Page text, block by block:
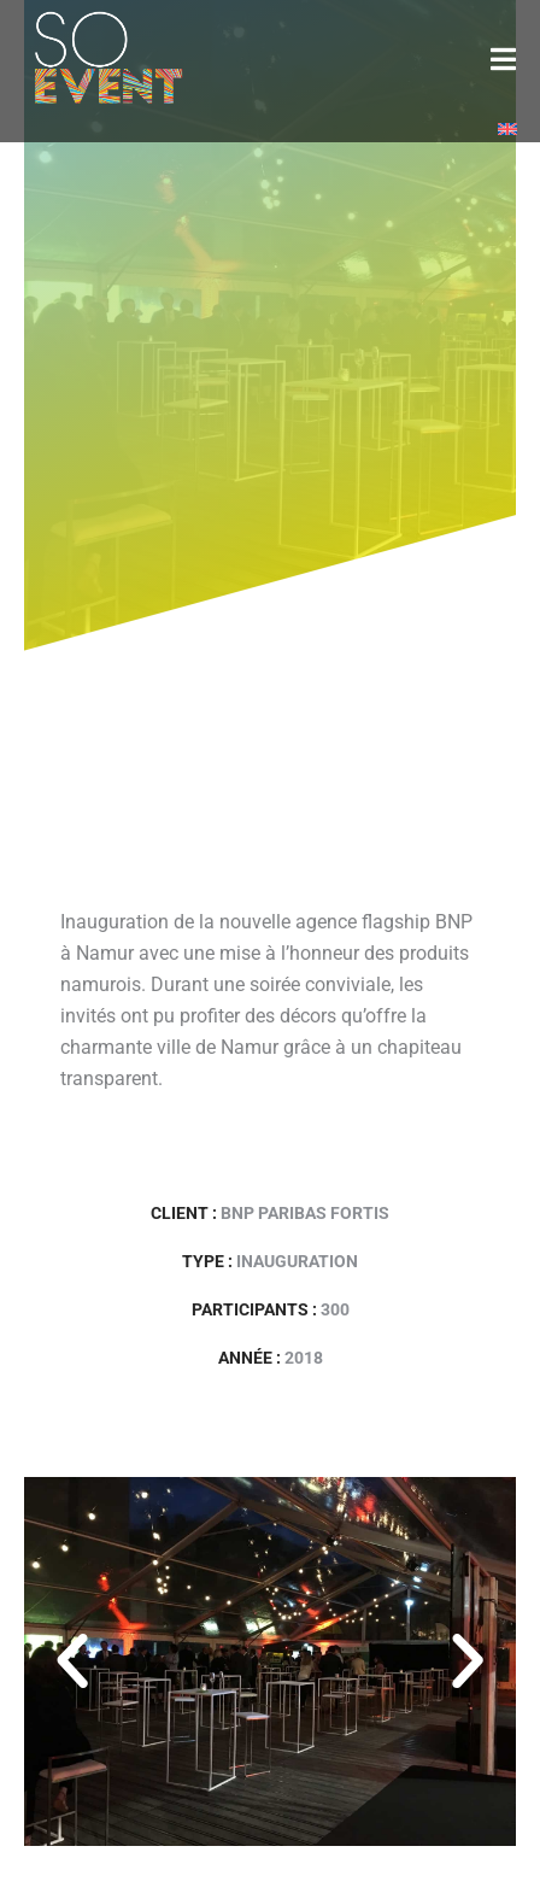
Inauguration de la nouvelle agence flagship BNP
à Namur avec une mise à l’honneur des produits
namurois. Durant une soirée conviviale, les
invités ont pu profiter des décors qu’offre la
charmante ville de Namur grâce à un chapiteau
transparent.
CLIENT : BNP PARIBAS FORTIS
TYPE : INAUGURATION
PARTICIPANTS : 300
ANNÉE : 2018